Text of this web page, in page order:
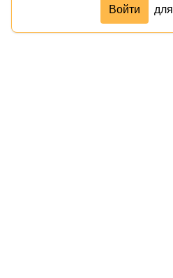
Войти